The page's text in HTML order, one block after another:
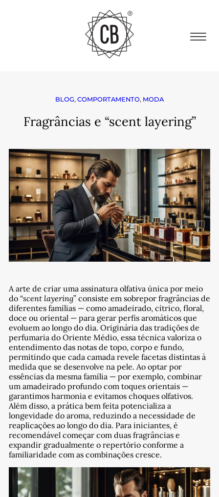
BLOG, COMPORTAMENTO, MODA
Fragrâncias e “scent layering”
A arte de criar uma assinatura olfativa única por meio
do “scent layering” consiste em sobrepor fragrâncias de
diferentes famílias — como amadeirado, cítrico, floral,
doce ou oriental — para gerar perfis aromáticos que
evoluem ao longo do dia. Originária das tradições de
perfumaria do Oriente Médio, essa técnica valoriza o
entendimento das notas de topo, corpo e fundo,
permitindo que cada camada revele facetas distintas à
medida que se desenvolve na pele. Ao optar por
essências da mesma família — por exemplo, combinar
um amadeirado profundo com toques orientais —
garantimos harmonia e evitamos choques olfativos.
Além disso, a prática bem feita potencializa a
longevidade do aroma, reduzindo a necessidade de
reaplicações ao longo do dia. Para iniciantes, é
recomendável começar com duas fragrâncias e
expandir gradualmente o repertório conforme a
familiaridade com as combinações cresce.